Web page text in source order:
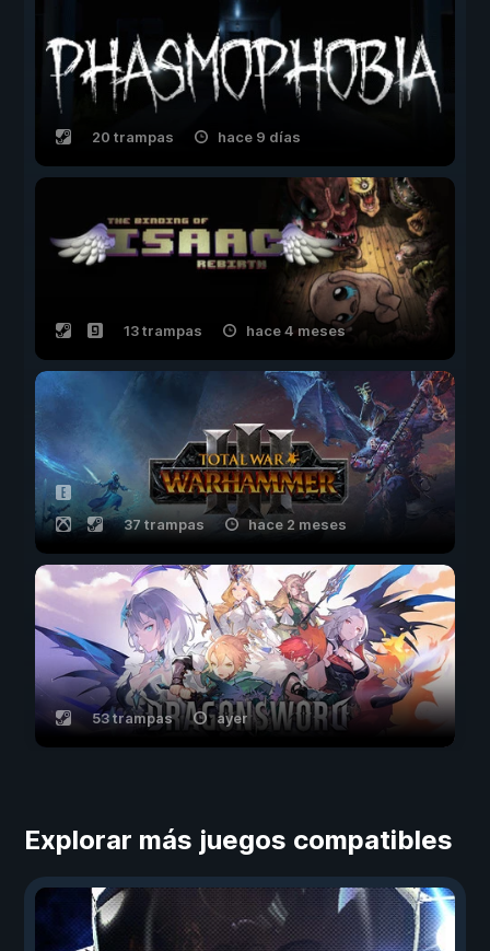
20 trampas hace 9 días
13 trampas hace 4 meses
37 trampas hace 2 meses
53 trampas ayer
Explorar más juegos compatibles